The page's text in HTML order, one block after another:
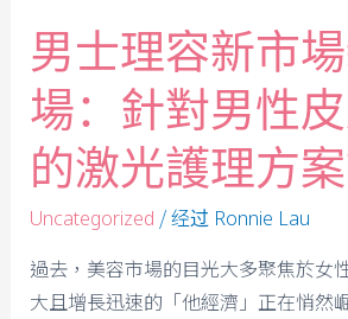
男士理容新市
場：針對男性
的激光護理方
Uncategorized / 经过 Ronnie Lau
過去，美容市場的目光大多聚焦於女
大且增長迅速的「他經濟」正在悄然